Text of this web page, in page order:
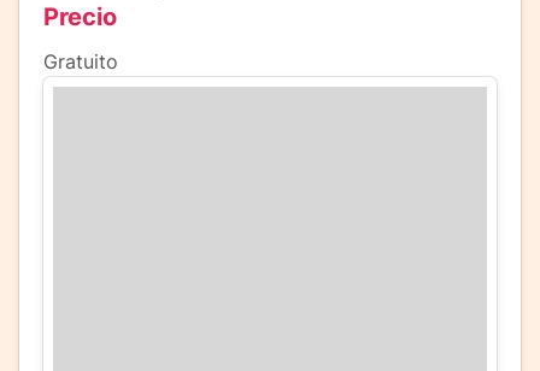
Precio
Gratuito